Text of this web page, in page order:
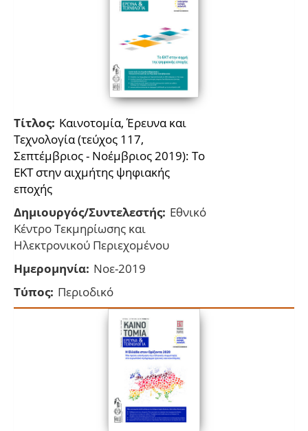
Τίτλος: Kαινοτομία, Έρευνα και
Τεχνολογία (τεύχος 117,
Σεπτέμβριος - Νοέμβριος 2019): Το
ΕΚΤ στην αιχμήτης ψηφιακής
εποχής
Δημιουργός/Συντελεστής: Εθνικό
Κέντρο Τεκμηρίωσης και
Ηλεκτρονικού Περιεχομένου
Ημερομηνία: Νοε-2019
Τύπος: Περιοδικό